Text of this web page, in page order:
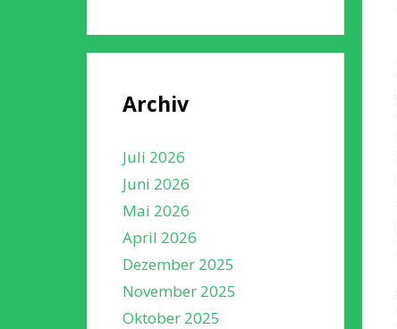
Archiv
Juli 2026
Juni 2026
Mai 2026
April 2026
Dezember 2025
November 2025
Oktober 2025